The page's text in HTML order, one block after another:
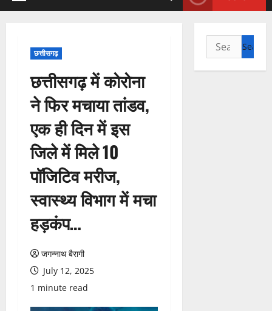
छत्तीसगढ़
छत्तीसगढ़ में कोरोना
ने फिर मचाया तांडव,
एक ही दिन में इस
जिले में मिले 10
पॉजिटिव मरीज,
स्वास्थ्य विभाग में मचा
हड़कंप…
जगन्नाथ बैरागी
July 12, 2025
1 minute read
Search
for: